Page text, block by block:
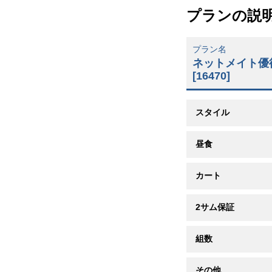
プランの説
プラン名
ネットメイト
[16470]
スタイル
昼食
カート
2サム保証
組数